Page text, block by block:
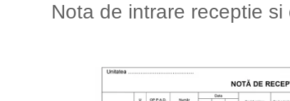
Nota de intrare receptie